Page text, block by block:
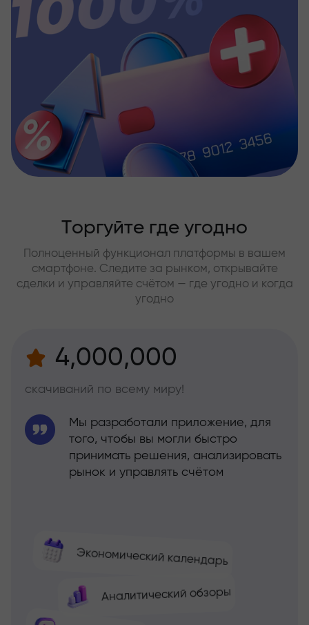
Торгуйте где угодно
Полноценный функционал платформы в вашем
смартфоне. Следите за рынком, открывайте
сделки и управляйте счётом — где угодно и когда
угодно
4,000,000
скачиваний по всему миру!
Экономический календарь
Аналитический обзоры
Мы разработали приложение, для
того, чтобы вы могли быстро
принимать решения, анализировать
рынок и управлять счётом